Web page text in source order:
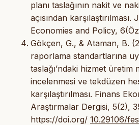
planı taslağının nakit ve
açısından
Economies and Policy,
Gökçen, G., & Ataman, B.
raporlama standartlarına
taslağı’ndaki hizmet üretim
incelenmesi ve tekdüzen
karşılaştırılması. Finans
Araştırmalar Dergisi, 5(2),
https://doi.org/ 10.29106/